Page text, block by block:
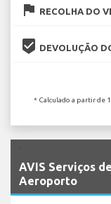
flag RECOLHA DO
beenhere DEVOLUÇÃO
* Calculado a partir de
AVIS Serviços
Aeroporto